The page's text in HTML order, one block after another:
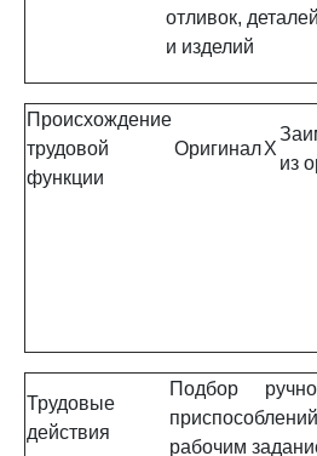
отливок, деталей
и изделий
Происхождение
трудовой
функции
ОригиналX
из
Трудовые
действия
Подбор
рабочим